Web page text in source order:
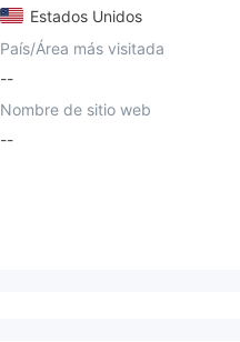
Estados Unidos
País/Área más visitada
--
Nombre de sitio web
--